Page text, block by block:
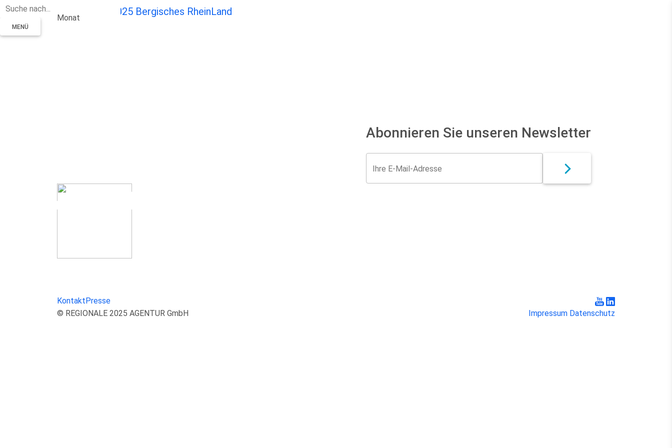
Zum Hauptinhalt springen
MENÜ
Monat
Abonnieren Sie unseren Newsletter
Kontakt Presse
© REGIONALE 2025 AGENTUR GmbH
Impressum Datenschutz